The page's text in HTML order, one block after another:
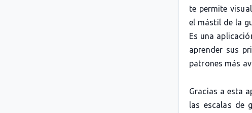
te permite
el mástil de la
Es una
aprender sus
patrones más
Gracias a esta
las escalas de